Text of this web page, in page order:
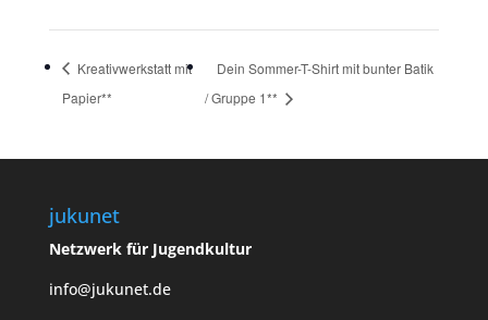
Kreativwerkstatt mit
Papier**
Dein Sommer-T-Shirt mit bunter Batik
/ Gruppe 1**
jukunet
Netzwerk für Jugendkultur
info@jukunet.de